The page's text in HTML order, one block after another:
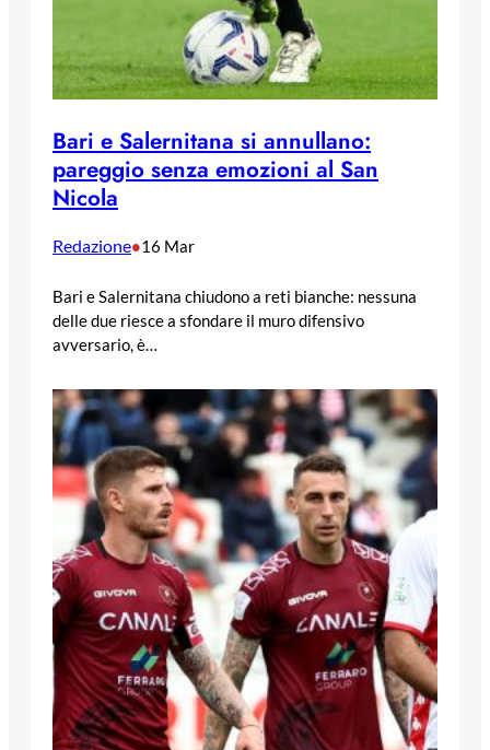
Bari e Salernitana si annullano:
pareggio senza emozioni al San
Nicola
Redazione•16 Mar
Bari e Salernitana chiudono a reti bianche: nessuna
delle due riesce a sfondare il muro difensivo
avversario, è…